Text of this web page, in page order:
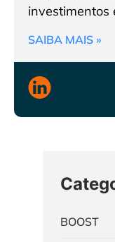
investimentos
SAIBA MAIS »
BOOST